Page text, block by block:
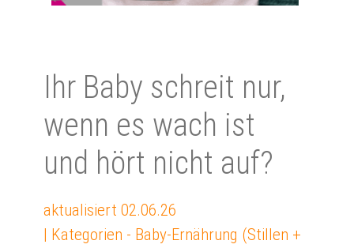
Ihr Baby schreit nur,
wenn es wach ist
und hört nicht auf?
aktualisiert 02.06.26
| Kategorien - Baby-Ernährung (Stillen +